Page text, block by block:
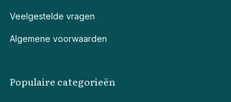
Veelgestelde vragen
Algemene voorwaarden
Populaire categorieën